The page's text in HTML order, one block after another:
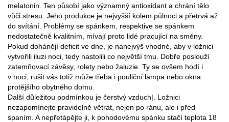
melatonin. Ten působí jako významný antioxidant a chrání tělo
vůči stresu. Jeho produkce je nejvyšší kolem půlnoci a přetrvá až
do svítání. Problémy se spánkem, respektive se spánkem
nedostatečně kvalitním, mívají proto lidé pracující na směny.
Pokud dohánějí deficit ve dne, je nanejvýš vhodné, aby v ložnici
vytvořili iluzi noci, tedy nastolili co největší tmu. Dobře poslouží
zatemňovací závěsy, rolety nebo žaluzie. Ty se ovšem hodí i
v noci, rušit vás totiž může třeba i pouliční lampa nebo okna
protějšího obytného domu.
Další důležitou podmínkou je čerstvý vzduch|. Ložnici
nezapomínejte pravidelně větrat, nejen po ránu, ale i před
spaním. A nepřetápějte ji, k pohodovému spánku stačí teplota 18